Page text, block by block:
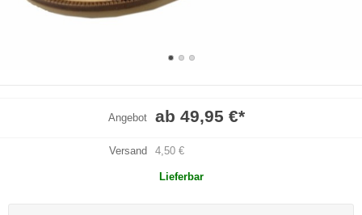
Angebot ab 49,95 €*
Versand 4,50 €
Lieferbar